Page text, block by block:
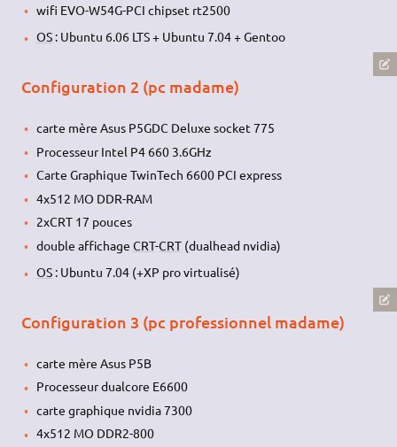
wifi EVO-W54G-PCI chipset rt2500
OS: Ubuntu 6.06 LTS + Ubuntu 7.04 + Gentoo
Configuration 2 (pc madame)
carte mère Asus P5GDC Deluxe socket 775
Processeur Intel P4 660 3.6GHz
Carte Graphique TwinTech 6600 PCI express
4x512 MO DDR-RAM
2xCRT 17 pouces
double affichage CRT-CRT(dualhead nvidia)
OS: Ubuntu 7.04 (+XP pro virtualisé)
Configuration 3 (pc professionnel madame)
carte mère Asus P5B
Processeur dualcore E6600
carte graphique nvidia 7300
4x512 MO DDR2-800